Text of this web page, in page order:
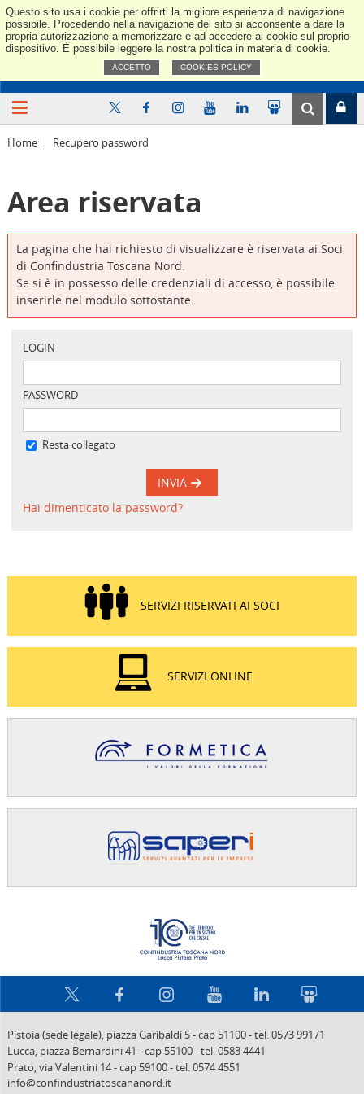
Questo sito usa i cookie per offrirti la migliore esperienza di navigazione
possibile. Procedendo nella navigazione del sito si acconsente a dare la
propria autorizzazione a memorizzare e ad accedere ai cookie sul proprio
dispositivo. È possibile leggere la nostra politica in materia di cookie.
ACCETTO COOKIES POLICY
Home Recupero password
Area riservata
La pagina che hai richiesto di visualizzare è riservata ai Soci
di Confindustria Toscana Nord.
Se si è in possesso delle credenziali di accesso, è possibile
inserirle nel modulo sottostante.
LOGIN
PASSWORD
Resta collegato
INVIA
Hai dimenticato la password?
SERVIZI RISERVATI AI SOCI
SERVIZI ONLINE
Pistoia (sede legale), piazza Garibaldi 5-cap 51100-tel. 0573 99171
Lucca, piazza Bernardini 41 -cap 55100-tel. 0583 4441
Prato,via Valentini 14-cap 59100-tel. 0574 4551
info@confindustriatoscananord.it